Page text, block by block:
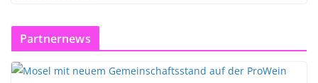
Partnernews